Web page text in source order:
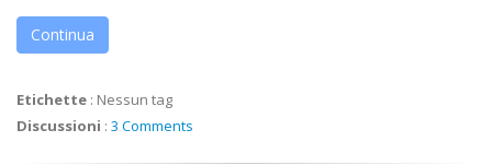
Continua
Etichette : Nessun tag
Discussioni : 3 Comments